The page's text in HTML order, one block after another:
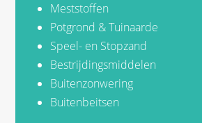
Meststoffen
Potgrond & Tuinaarde
Speel- en Stopzand
Bestrijdingsmiddelen
Buitenzonwering
Buitenbeitsen